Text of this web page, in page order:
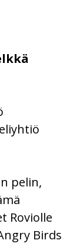
pelin,
Roviolle
Birds